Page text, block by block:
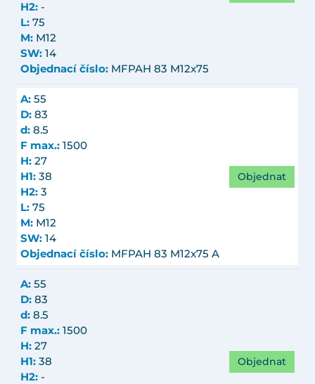
H2: -
L: 75
M: M12
SW: 14
Objednací číslo: MFPAH 83 M12x75
A: 55
D: 83
d: 8.5
F max.: 1500
H: 27
H1: 38
H2: 3
L: 75
M: M12
SW: 14
Objednací číslo: MFPAH 83 M12x75 A
Objednat
A: 55
D: 83
d: 8.5
F max.: 1500
H: 27
H1: 38
H2: -
Objednat